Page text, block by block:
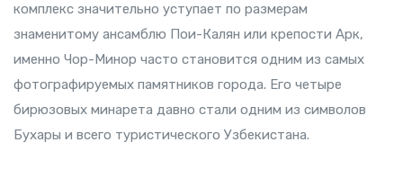
комплекс значительно уступает по размерам
знаменитому ансамблю Пои-Калян или крепости Арк,
именно Чор-Минор часто становится одним из самых
фотографируемых памятников города. Его четыре
бирюзовых минарета давно стали одним из символов
Бухары и всего туристического Узбекистана.